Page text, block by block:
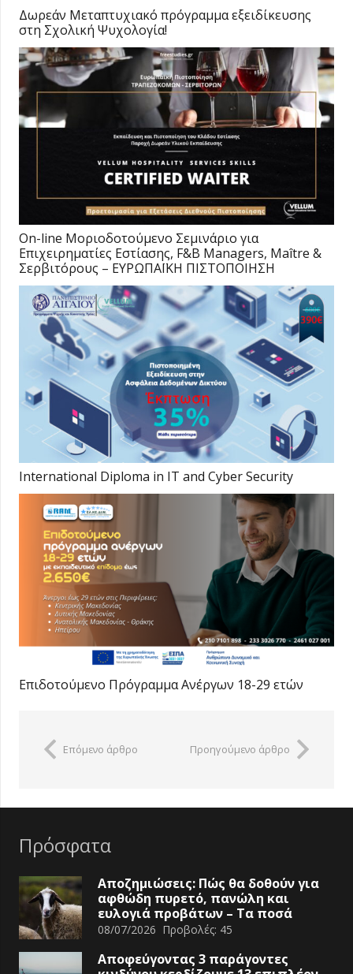
Δωρεάν Μεταπτυχιακό πρόγραμμα εξειδίκευσης
στη Σχολική Ψυχολογία!
On-line Moριοδοτούμενο Σεμινάριο για
Επιχειρηματίες Εστίασης, F&B Managers, Maître &
Σερβιτόρους – ΕΥΡΩΠΑΪΚΗ ΠΙΣΤΟΠΟΙΗΣΗ
International Diploma in IT and Cyber Security
Επιδοτούμενο Πρόγραμμα Ανέργων 18-29 ετών
Επόμενο άρθρο Προηγούμενο άρθρο
Πρόσφατα
Αποζημιώσεις: Πώς θα δοθούν για
αφθώδη πυρετό, πανώλη και
ευλογιά προβάτων – Τα ποσά
08/07/2026 Προβολές: 45
Αποφεύγοντας 3 παράγοντες